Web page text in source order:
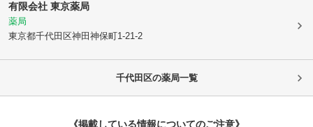
有限会社 東京薬局
薬局
東京都千代田区神田神保町1-21-2
千代田区の薬局一覧
《掲載している情報についてのご注意》